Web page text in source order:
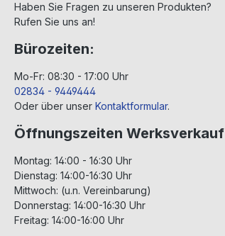
Haben Sie Fragen zu unseren Produkten?
Rufen Sie uns an!
Bürozeiten:
Mo-Fr: 08:30 - 17:00 Uhr
02834 - 9449444
Oder über unser Kontaktformular.
Öffnungszeiten Werksverkauf
Montag: 14:00 - 16:30 Uhr
Dienstag: 14:00-16:30 Uhr
Mittwoch: (u.n. Vereinbarung)
Donnerstag: 14:00-16:30 Uhr
Freitag: 14:00-16:00 Uhr